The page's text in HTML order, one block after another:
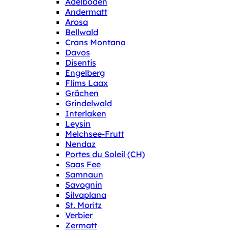
Andermatt
Arosa
Bellwald
Crans Montana
Davos
Disentis
Engelberg
Flims Laax
Grächen
Grindelwald
Interlaken
Leysin
Melchsee-Frutt
Nendaz
Portes du Soleil (CH)
Saas Fee
Samnaun
Savognin
Silvaplana
St. Moritz
Verbier
Zermatt